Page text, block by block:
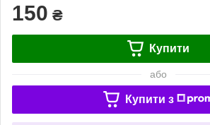
150 ₴
Купити
або
Купити з